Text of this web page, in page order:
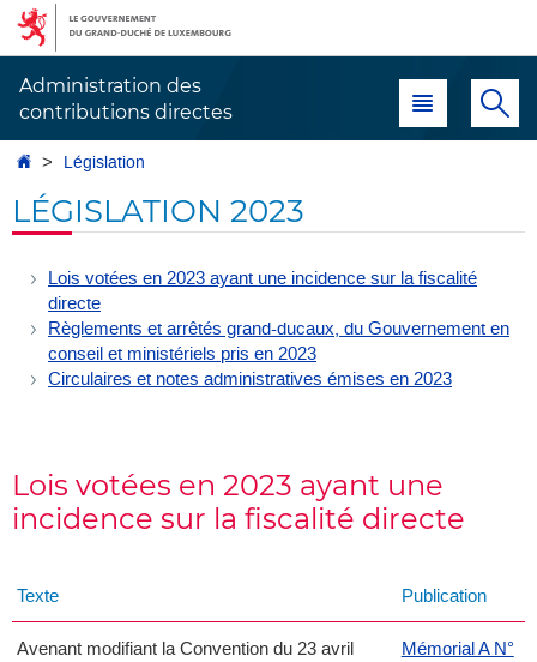
Aller
navigation
Aller
au
Administration des
contributions directes
Menu principal
AccueilLégislation
LÉGISLATION 2023
Lois votées en 2023 ayant une incidence sur la fiscalité
directe
Règlements et arrêtés grand-ducaux, du Gouvernement en
conseil et ministériels pris en 2023
Circulaires et notes administratives émises en 2023
Lois votées en 2023 ayant une
incidence sur la fiscalité directe
Texte Publication
Avenant modifiant la Convention du 23 avril
Mémorial A N°